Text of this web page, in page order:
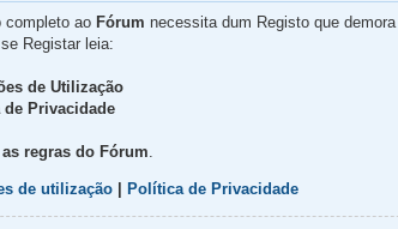
completo ao Fórum necessita dum Registo que
Registar leia:
de Utilização
Privacidade
as regras do Fórum
de utilização Política de Privacidade